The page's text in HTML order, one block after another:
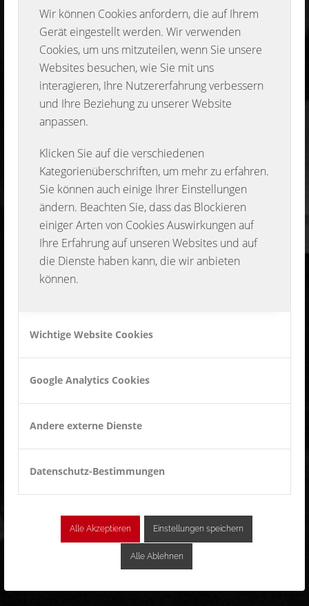
Wir können Cookies anfordern, die auf Ihrem
Gerät eingestellt werden. Wir verwenden
Cookies, um uns mitzuteilen, wenn Sie unsere
Websites besuchen, wie Sie mit uns
interagieren, Ihre Nutzererfahrung verbessern
und Ihre Beziehung zu unserer Website
anpassen.
Klicken Sie auf die verschiedenen
Kategorienüberschriften, um mehr zu erfahren.
Sie können auch einige Ihrer Einstellungen
ändern. Beachten Sie, dass das Blockieren
einiger Arten von Cookies Auswirkungen auf
Ihre Erfahrung auf unseren Websites und auf
die Dienste haben kann, die wir anbieten
können.
Wichtige Website Cookies
Google Analytics Cookies
Andere externe Dienste
Datenschutz-Bestimmungen
Alle Akzeptieren Einstellungen speichern
Alle Ablehnen